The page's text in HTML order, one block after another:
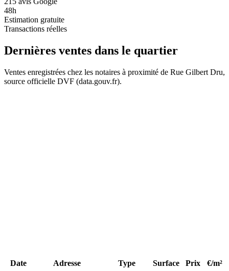
48h
Estimation gratuite
Transactions réelles
Dernières ventes dans le quartier
Ventes enregistrées chez les notaires à proximité de Rue Gilbert Dru,
source officielle DVF (data.gouv.fr).
Date Adresse Type Surface Prix
€/m²